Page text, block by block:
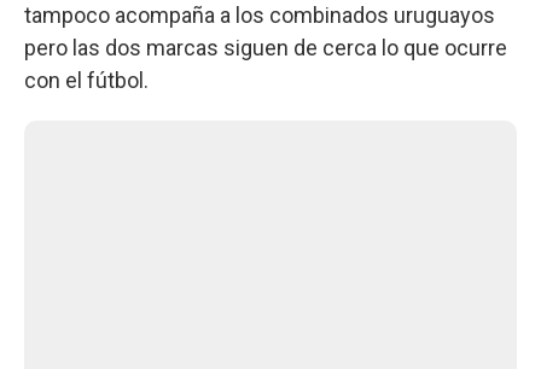
tampoco acompaña a los combinados uruguayos
pero las dos marcas siguen de cerca lo que ocurre
con el fútbol.